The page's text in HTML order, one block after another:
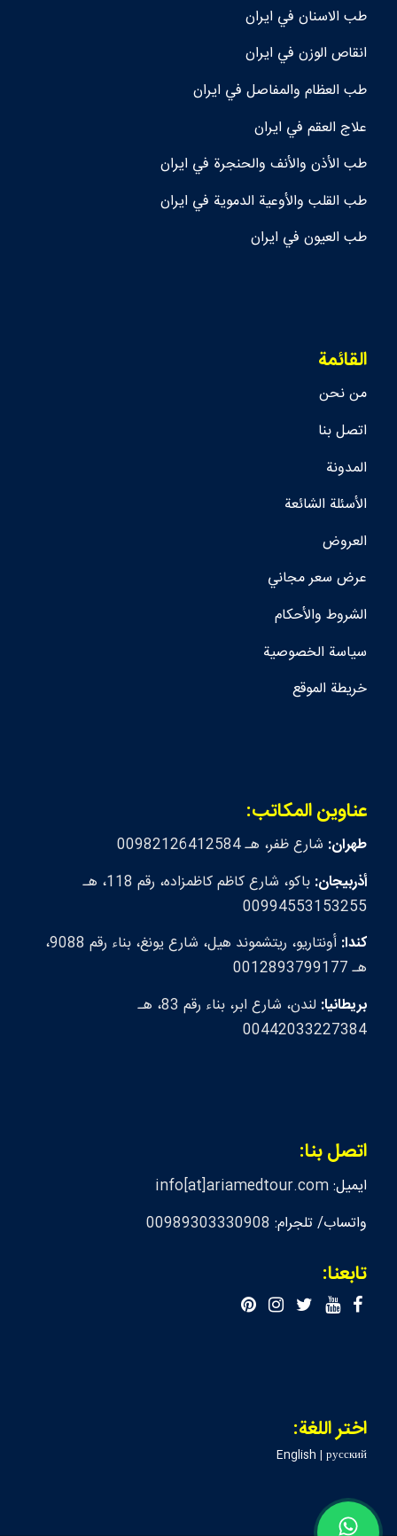
طب الاسنان في ايران
انقاص الوزن في ايران
طب العظام والمفاصل في ايران
علاج العقم في ايران
طب الأذن والأنف والحنجرة في ايران
طب القلب والأوعية الدموية في ايران
طب العيون في ايران
القائمة
من نحن
اتصل بنا
المدونة
الأسئلة الشائعة
العروض
عرض سعر مجاني
الشروط والأحكام
سياسة الخصوصية
خريطة الموقع
عناوين المكاتب:
طهران: شارع ظفر، هـ 00982126412584
أذربيجان:
باكو، شارع كاظم كاظمزاده، رقم 118، هـ
00994553153255
كندا:
أونتاريو، ريتشموند هيل، شارع يونغ، بناء رقم 9088،
هـ 0012893799177
بريطانيا:
لندن، شارع ابر، بناء رقم 83، هـ
00442033227384
اتصل بنا:
ايميل:info[at]ariamedtour.com
واتساب/ تلجرام: 00989303330908
تابعنا:
اختر اللغة:
English |русский